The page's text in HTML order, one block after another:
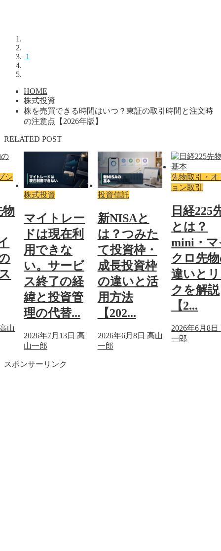
1
HOME
株式投資
株を売買できる時間はいつ？東証の取引時間と注文時
の注意点【2026年版】
RELATED POST
シ
物
山
株式投資
マイトレー
ドは現在利
用できな
い。サービ
ス終了の経
緯と投資管
理の代替...
2026年7月13日 高
山一郎
投資信託
新NISAと
は？つみた
て投資枠・
成長投資枠
の違いと活
用方法
【202...
2026年6月8日 高山
一郎
先物取引・オ
ョン取引
日経225
とは？
mini・
クロ先
違いと
クを解説
【2...
2026年6月8日
一郎
スポンサーリンク